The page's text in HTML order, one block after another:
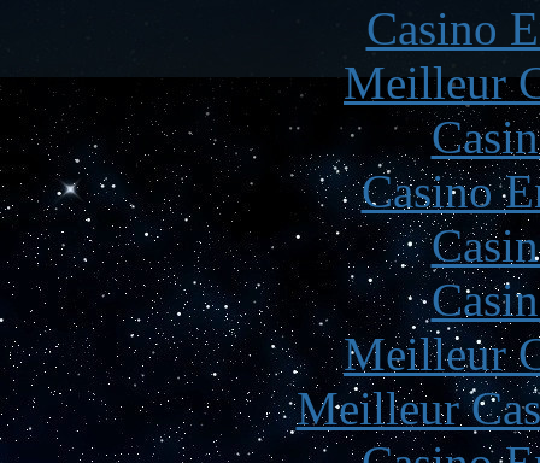
Casino
Meilleur
Casino
Meilleur
Meilleur